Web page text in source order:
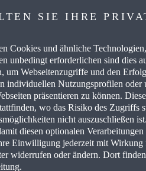
& ZUBEHÖR
Erklärung
SIE IHRE
Cookies und ähnliche
unbedingt erforderlichen sind dies
um Webseitenzugriffe und den
individuellen Nutzungsprofilen oder
präsentieren zu können.
wo das Risiko des Zugriffs
nicht auszuschließen
diesen optionalen
Einwilligung jederzeit mit
widerrufen oder ändern. Dort